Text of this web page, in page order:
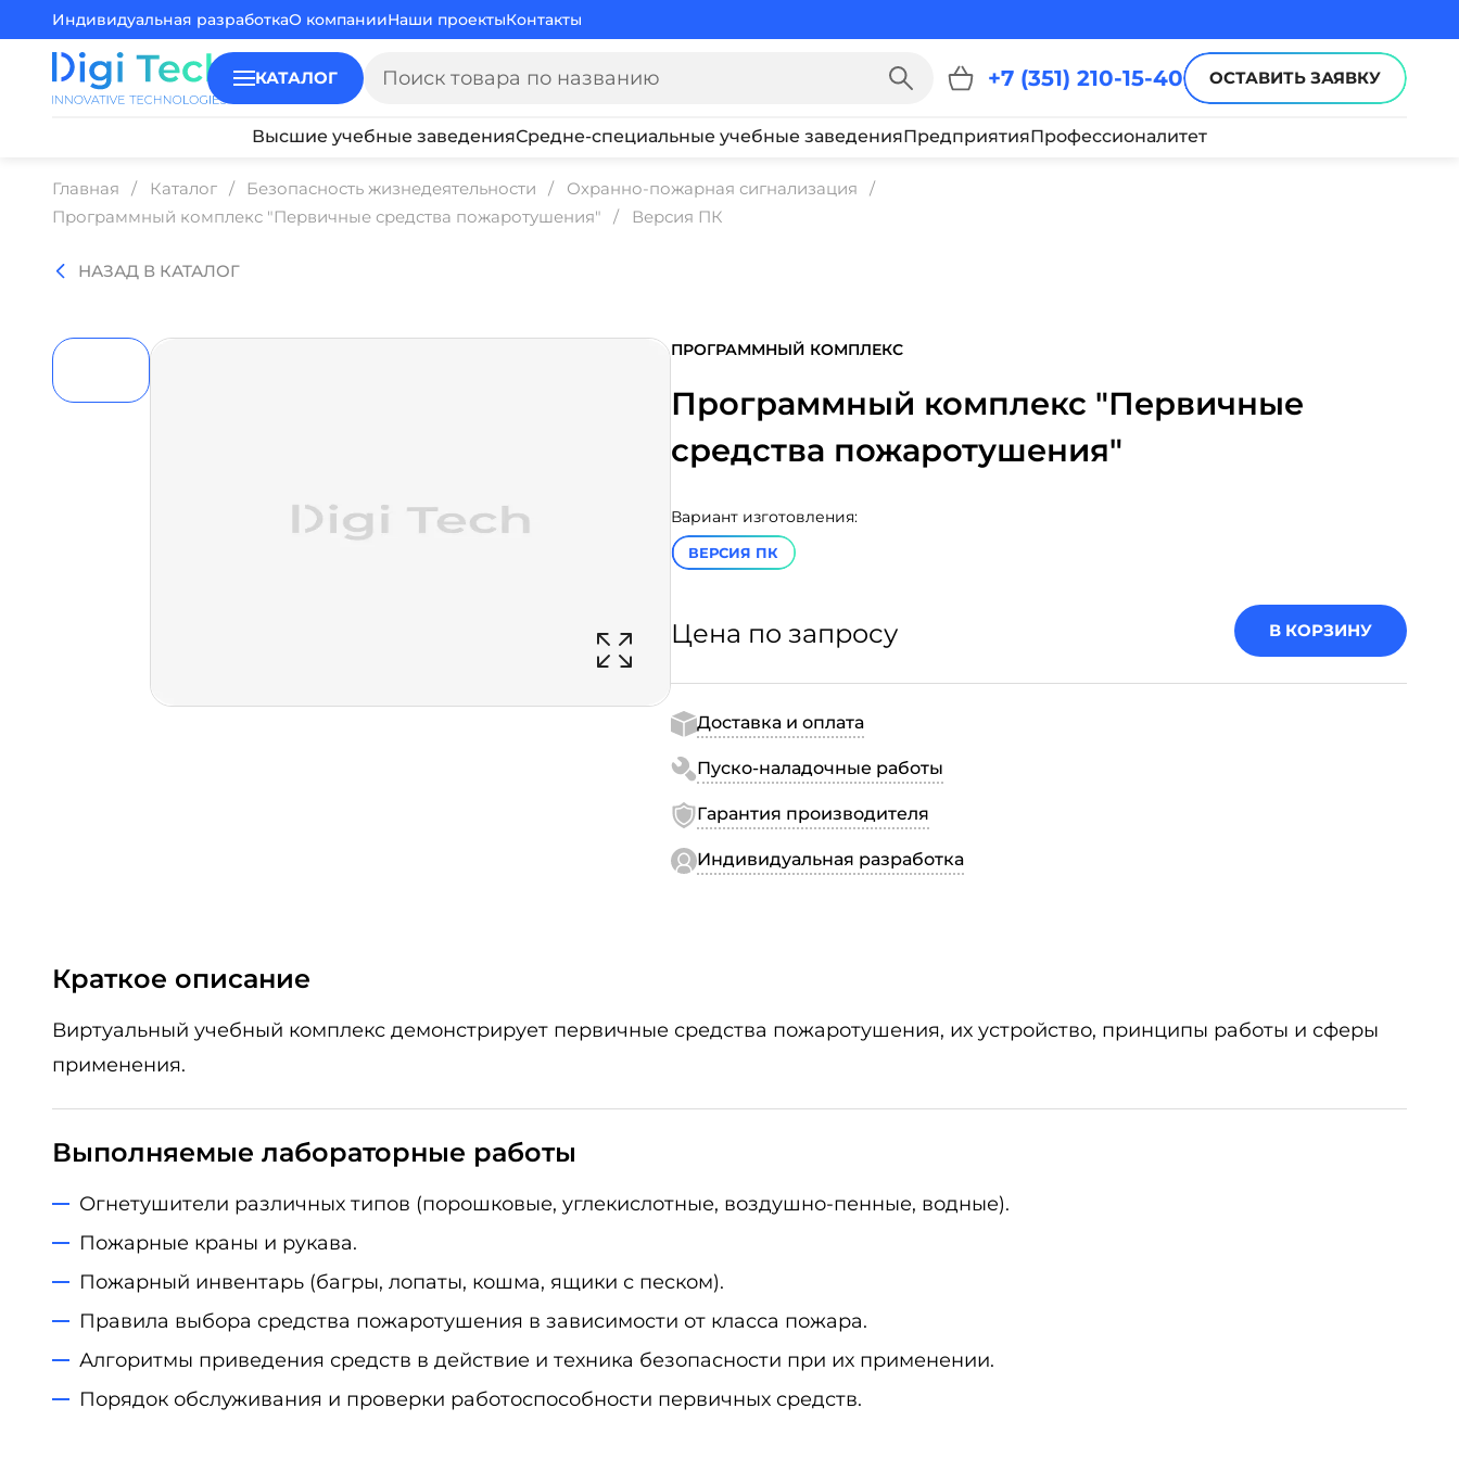
Индивидуальная разработкаО компанииНаши проектыКонтакты
КАТАЛОГ +7 (351) 210-15-40 ОСТАВИТЬ ЗАЯВКУ
Высшие учебные заведенияСредне-специальные учебные заведенияПредприятияПрофессионалитет
Главная Каталог Безопасность жизнедеятельности
Охранно-пожарная сигнализация
Программный комплекс "Первичные средства пожаротушения"
Версия ПК
НАЗАД В КАТАЛОГ
ПРОГРАММНЫЙ КОМПЛЕКС
Программный комплекс "Первичные
средства пожаротушения"
Вариант изготовления:
ВЕРСИЯ ПК
Цена по запросу В КОРЗИНУ
Доставка и оплата
Пуско-наладочные работы
Гарантия производителя
Индивидуальная разработка
Краткое описание
Виртуальный учебный комплекс демонстрирует первичные средства пожаротушения, их устройство, принципы работы и сферы
применения.
Выполняемые лабораторные работы
Огнетушители различных типов (порошковые, углекислотные, воздушно-пенные, водные).
Пожарные краны и рукава.
Пожарный инвентарь (багры, лопаты, кошма, ящики с песком).
Правила выбора средства пожаротушения в зависимости от класса пожара.
Алгоритмы приведения средств в действие и техника безопасности при их применении.
Порядок обслуживания и проверки работоспособности первичных средств.